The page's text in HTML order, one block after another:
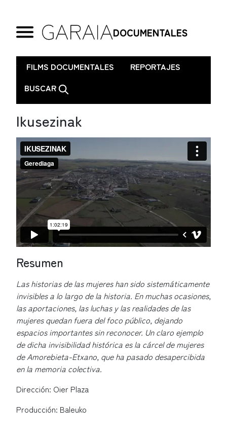
DOCUMENTALES
. FILMS DOCUMENTALES
REPORTAJES
BUSCAR
Ikusezinak
Resumen
Las historias de las mujeres han sido sistemáticamente
invisibles a lo largo de la historia. En muchas ocasiones,
las aportaciones, las luchas y las realidades de las
mujeres quedan fuera del foco público, dejando
espacios importantes sin reconocer. Un claro ejemplo
de dicha invisibilidad histórica es la cárcel de mujeres
de Amorebieta-Etxano, que ha pasado desapercibida
en la memoria colectiva.
Dirección: Oier Plaza
Producción: Baleuko